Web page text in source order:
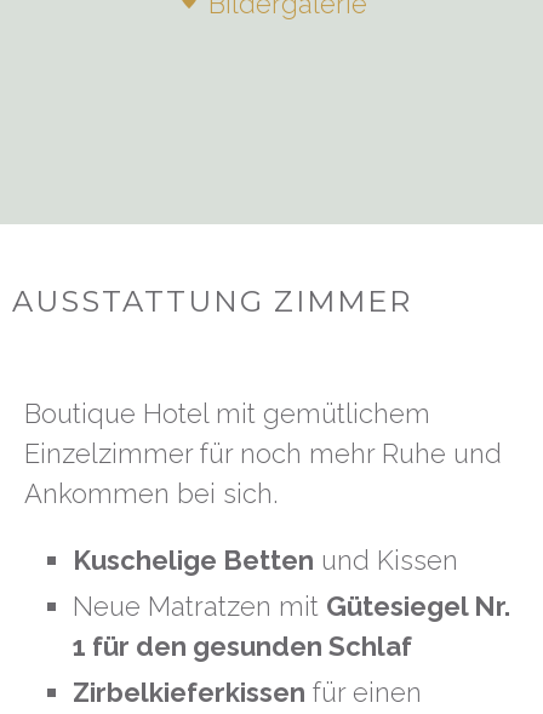
AUSSTATTUNG ZIMMER
Boutique Hotel mit gemütlichem
Einzelzimmer für noch mehr Ruhe und
Ankommen bei sich.
Kuschelige Betten und Kissen
Neue Matratzen mit Gütesiegel Nr.
1 für den gesunden Schlaf
Zirbelkieferkissen für einen